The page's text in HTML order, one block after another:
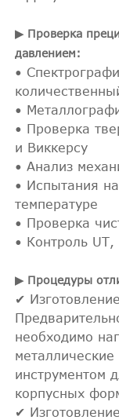
▶ Проверка
давлением:
•
•
• Проверка
и Виккерсу
• Анализ
• Испытания
температуре
• Проверка
• Контроль UT,
▶ Процедуры
✔
необходимо
инструментом
корпусных
✔